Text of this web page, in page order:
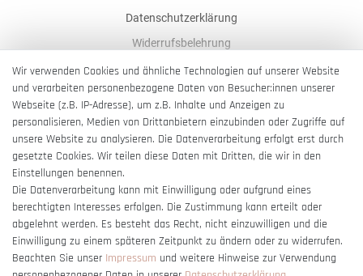
Datenschutzerklärung
Widerrufsbelehrung
AGB
Impressum
Barrierefreiheitserklärung
Vertrag widerrufen
Wir verwenden Cookies und ähnliche Technologien auf unserer Website
und verarbeiten personenbezogene Daten von Besucher:innen unserer
Webseite (z.B. IP-Adresse), um z.B. Inhalte und Anzeigen zu
personalisieren, Medien von Drittanbietern einzubinden oder Zugriffe auf
unsere Website zu analysieren. Die Datenverarbeitung erfolgt erst durch
gesetzte Cookies. Wir teilen diese Daten mit Dritten, die wir in den
Einstellungen benennen.
Die Datenverarbeitung kann mit Einwilligung oder aufgrund eines
berechtigten Interesses erfolgen. Die Zustimmung kann erteilt oder
abgelehnt werden. Es besteht das Recht, nicht einzuwilligen und die
Einwilligung zu einem späteren Zeitpunkt zu ändern oder zu widerrufen.
Beachten Sie unser Impressum und weitere Hinweise zur Verwendung